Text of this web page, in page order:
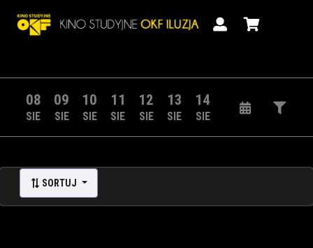
08
SIE
09
SIE
10
SIE
11
SIE
12
SIE
13
SIE
14
SIE
SORTUJ